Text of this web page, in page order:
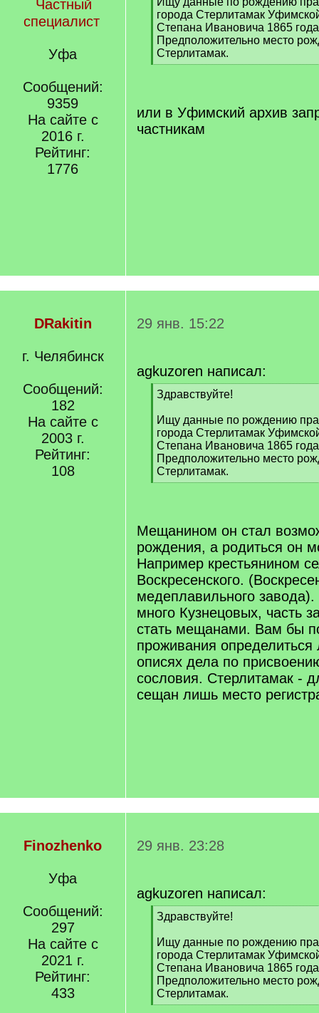
Частный
специалист
Уфа
Сообщений:
9359
На сайте с
2016 г.
Рейтинг:
1776
города Стерлитамак
Степана Ивановича 1865
Предположительно место
Стерлитамак.
[
или в Уфимский архив
частникам
DRakitin
г. Челябинск
Сообщений:
182
На сайте с
2003 г.
Рейтинг:
108
29 янв. 15:22
agkuzoren написал:
[
]
Здравствуйте!
Ищу данные по рождению
города Стерлитамак
Степана Ивановича 1865
Предположительно место
Стерлитамак.
[
Мещанином он стал
рождения, а родиться он
Например крестьянином
Воскресенского.
медеплавильного
много Кузнецовых, часть
стать мещанами. Вам бы
проживания определиться
описях дела по
сословия. Стерлитамак -
сещан лишь место
Finozhenko
Уфа
Сообщений:
297
На сайте с
2021 г.
Рейтинг:
433
29 янв. 23:28
agkuzoren написал:
[
]
Здравствуйте!
Ищу данные по рождению
города Стерлитамак
Степана Ивановича 1865
Предположительно место
Стерлитамак.
[